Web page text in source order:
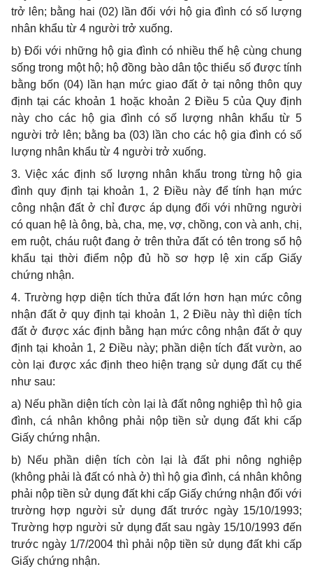
trở lên; bằng hai (02) lần đối với hộ gia đình có số lượng
nhân khẩu từ 4 người trở xuống.
b) Đối với những hộ gia đình có nhiều thế hệ cùng chung
sống trong một hộ; hộ đồng bào dân tộc thiểu số được tính
bằng bốn (04) lần hạn mức giao đất ở tại nông thôn quy
định tại các khoản 1 hoặc khoản 2 Điều 5 của Quy định
này cho các hộ gia đình có số lượng nhân khẩu từ 5
người trở lên; bằng ba (03) lần cho các hộ gia đình có số
lượng nhân khẩu từ 4 người trở xuống.
3. Việc xác định số
lượng nhân khẩu trong từng hộ gia
đình quy định tại khoản 1, 2 Điều này để tính hạn mức
công nhận đất ở chỉ được áp dụngđối với những người
có quan hệ là ông, bà, cha, mẹ, vợ, chồng, con và anh, chị,
em ruột, cháu ruột đang ở trên thửa đất có tên trong sổ hộ
khẩu tại thờiđiểm nộp đủ hồ sơ hợp lệ xin cấp Giấy
chứng nhận.
4. Trường hợp diện tích thửa đất lớn hơn hạn mức công
nhận đất ở quy định tại khoản 1, 2 Điều này thì diện tích
đất ở được xác định bằng hạn mức công nhận đất ở quy
định tại khoản 1, 2 Điều này; phần diện tích đất vườn, ao
còn lại được xác định theo hiện trạng sử dụng đất cụ thể
như sau:
a) Nếu phần diện tích còn lại là đất nông nghiệp thì hộ gia
đình, cá nhân không phải nộp tiền sử dụng đất khi cấp
Giấy chứng nhận.
b) Nếu phần diện tích còn lại là đất phi nông nghiệp
(không phải là đất có nhà ở) thì hộ gia đình, cá nhân không
phải nộp tiền sử dụng đất khi cấp Giấy chứng nhận đối với
trường hợp người sử dụng đất trước ngày 15/10/1993;
Trường hợp người sử dụng đất sau ngày 15/10/1993 đến
trước ngày 1/7/2004 thì phải nộp tiền sử dụng đất khi cấp
Giấy chứng nhận.